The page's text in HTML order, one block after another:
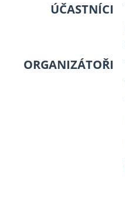
ÚČASTNÍCI
ORGANIZÁTOŘI